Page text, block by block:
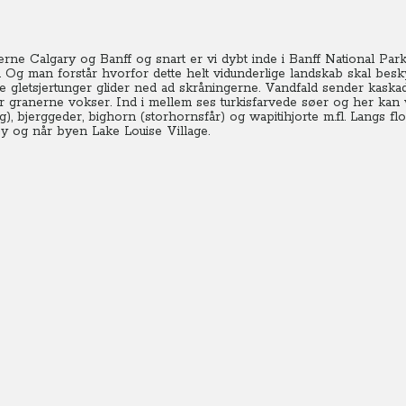
Calgary og Banff og snart er vi dybt inde i Banff National
man forstår hvorfor dette helt vidunderlige landskab skal
glider ned ad skråningerne. Vandfald sender
granerne vokser. Ind i mellem ses turkisfarvede søer og her
bjerggeder, bighorn (storhornsfår) og wapitihjorte m.fl. Langs
og når byen Lake Louise Village.